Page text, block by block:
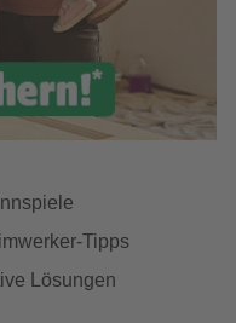
Tipps
Lösungen